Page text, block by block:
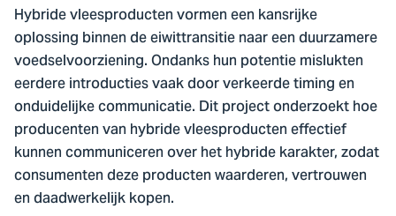
Hybride vleesproducten vormen een kansrijke
oplossing binnen de eiwittransitie naar een duurzamere
voedselvoorziening. Ondanks hun potentie mislukten
eerdere introducties vaak door verkeerde timing en
onduidelijke communicatie. Dit project onderzoekt hoe
producenten van hybride vleesproducten effectief
kunnen communiceren over het hybride karakter, zodat
consumenten deze producten waarderen, vertrouwen
en daadwerkelijk kopen.